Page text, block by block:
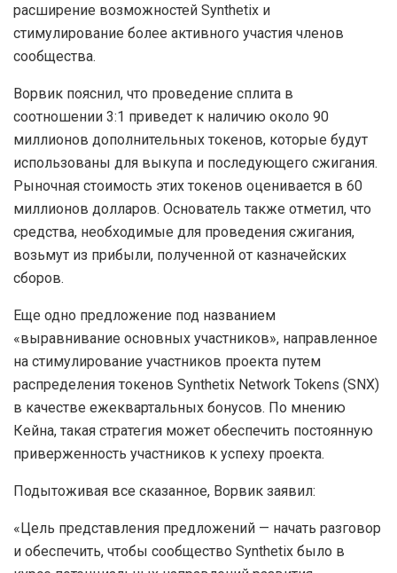
расширение возможностей Synthetix и
стимулирование более активного участия членов
сообщества.
Ворвик пояснил, что проведение сплита в
соотношении 3:1 приведет к наличию около 90
миллионов дополнительных токенов, которые будут
использованы для выкупа и последующего сжигания.
Рыночная стоимость этих токенов оценивается в 60
миллионов долларов. Основатель также отметил, что
средства, необходимые для проведения сжигания,
возьмут из прибыли, полученной от казначейских
сборов.
Еще одно предложение под названием
«выравнивание основных участников», направленное
на стимулирование участников проекта путем
распределения токенов Synthetix Network Tokens (SNX)
в качестве ежеквартальных бонусов. По мнению
Кейна, такая стратегия может обеспечить постоянную
приверженность участников к успеху проекта.
Подытоживая все сказанное, Ворвик заявил:
«Цель представления предложений — начать разговор
и обеспечить, чтобы сообщество Synthetix было в